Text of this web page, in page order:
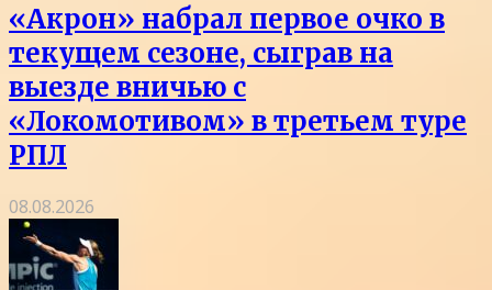
«Акрон» набрал первое очко в
текущем сезоне, сыграв на
выезде вничью с
«Локомотивом» в третьем туре
РПЛ
08.08.2026